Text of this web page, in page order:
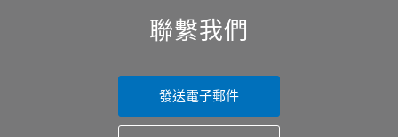
聯繫我們
發送電子郵件